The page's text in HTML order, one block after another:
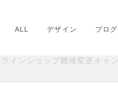
ALL デザイン プロ
インショップ機種変更キャ